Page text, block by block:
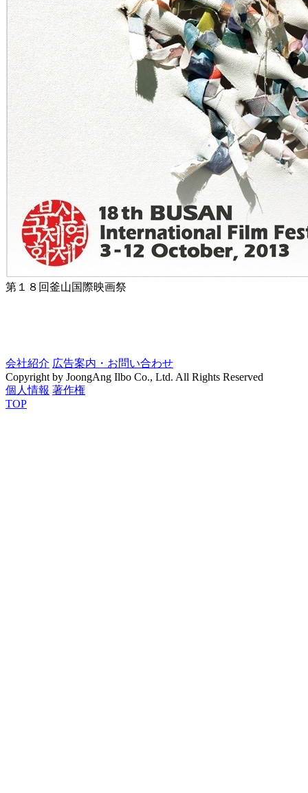
第１８回釜山国際映画祭
会社紹介 広告案内・お問い合わせ
Copyright by JoongAng Ilbo Co., Ltd. All Rights Reserved
個人情報 著作権
TOP